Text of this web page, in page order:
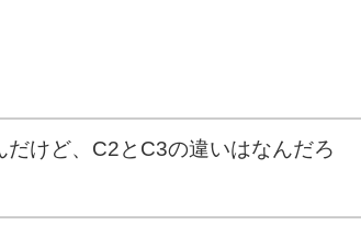
けど、C2とC3の違いはなんだろ